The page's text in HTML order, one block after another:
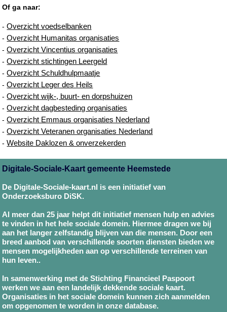
Of ga naar:
-Overzicht voedselbanken
-Overzicht Humanitas organisaties
-Overzicht Vincentius organisaties
-Overzicht stichtingen Leergeld
-Overzicht Schuldhulpmaatje
-Overzicht Leger des Heils
-Overzicht wijk-, buurt- en dorpshuizen
-Overzicht dagbesteding organisaties
-Overzicht Emmaus organisaties Nederland
-Overzicht Veteranen organisaties Nederland
-Website Daklozen & onverzekerden
Digitale-Sociale-Kaart gemeente Heemstede
De Digitale-Sociale-kaart.nl is een initiatief van
Onderzoeksburo DiSK.
Al meer dan 25 jaar helpt dit initiatief mensen hulp en advies
te vinden in het hele sociale domein. Hiermee dragen we bij
aan het langer zelfstandig blijven van die mensen. Door een
breed aanbod van verschillende soorten diensten bieden we
mensen mogelijkheden aan op verschillende terreinen van
hun leven..
In samenwerking met de Stichting Financieel Paspoort
werken we aan een landelijk dekkende sociale kaart.
Organisaties in het sociale domein kunnen zich aanmelden
om opgenomen te worden in onze database.